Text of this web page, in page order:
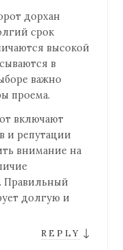
дорхан
срок
высокой
в
важно
проема.
включают
и репутации
внимание на
Правильный
долгую и
REPLY ↓